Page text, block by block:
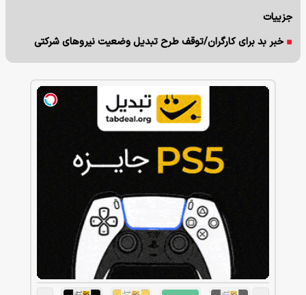
جزییات
خبر بد برای کارگران/توقف طرح تبدیل وضعیت نیروهای شرکتی